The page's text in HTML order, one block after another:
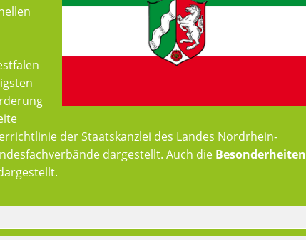
der Staatskanzlei des Landes Nordrhein-
dargestellt. Auch die Besonderheiten